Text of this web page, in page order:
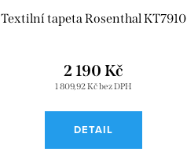
Textilní tapeta Rosenthal KT7910
1 809,92 Kč bez DPH
2 190 Kč
DETAIL